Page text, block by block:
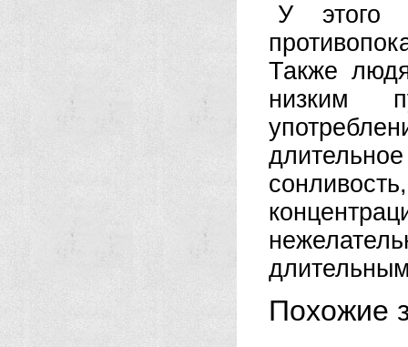
У этого
Также
низким
Похожие